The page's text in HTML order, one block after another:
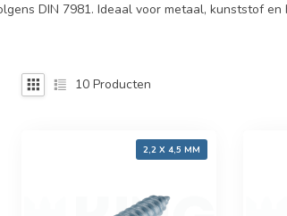
DIN 7981. Ideaal voor metaal, kunststof
10 Producten
2,2 X 4,5 MM